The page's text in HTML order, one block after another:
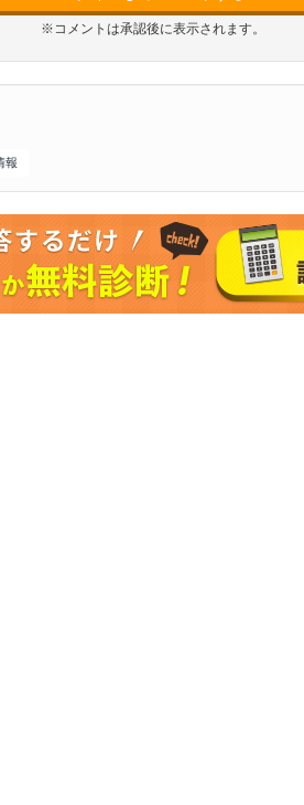
※コメントは承認後に表示されます。
報